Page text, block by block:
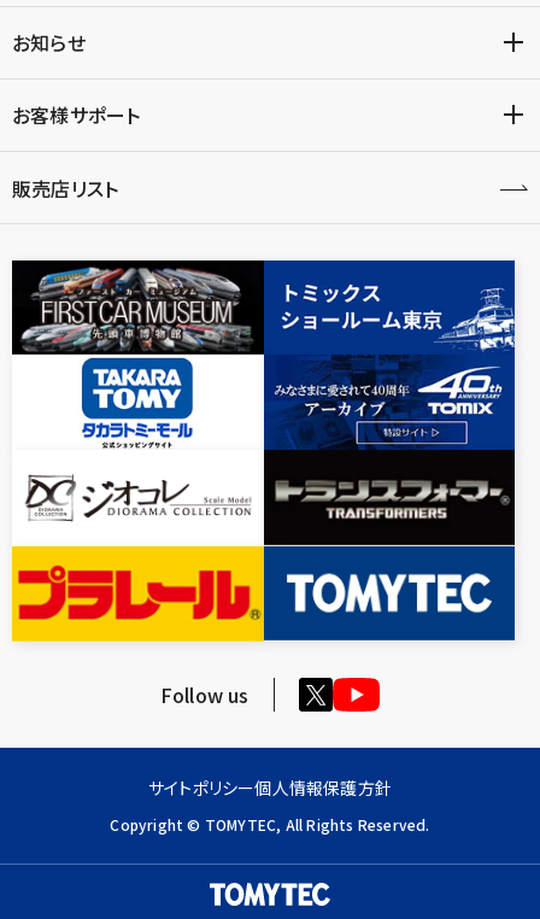
お知らせ
お客様サポート
販売店リスト
Follow us
サイトポリシー個人情報保護方針
Copyright © TOMYTEC, All Rights Reserved.